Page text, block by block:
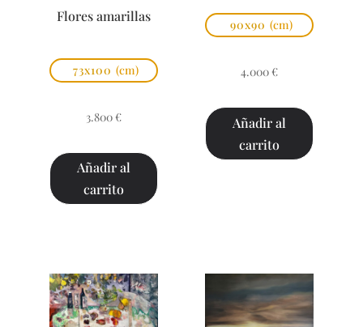
Flores amarillas
73x100 (cm)
3.800 €
Añadir al
carrito
90x90 (cm)
4.000 €
Añadir al
carrito